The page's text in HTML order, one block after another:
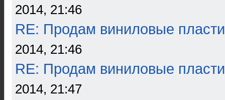
2014, 21:46
RE: Продам виниловые
2014, 21:46
RE: Продам виниловые
2014, 21:47